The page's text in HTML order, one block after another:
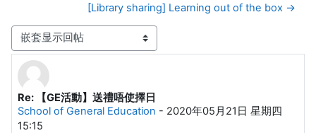
[Library sharing] Learning out of the box →
显示模式
Re: 【GE活動】送禮唔使擇日
School of General Education - 2020年05月21日 星期四
15:15
回帖数：0